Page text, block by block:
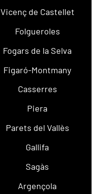
Vicenç de Castellet
Folgueroles
Fogars de la Selva
Figaró-Montmany
Casserres
Piera
Parets del Vallès
Gallifa
Sagàs
Argençola